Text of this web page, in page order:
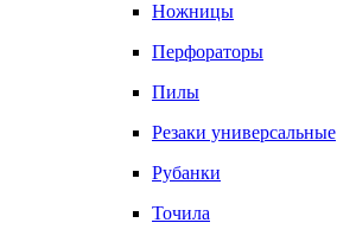
Ножницы
Перфораторы
Пилы
Резаки универсальные
Рубанки
Точила